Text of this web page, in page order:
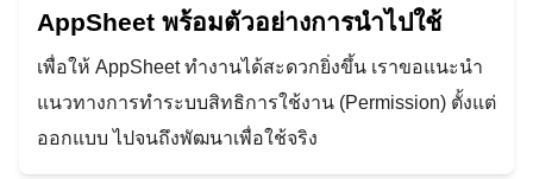
AppSheet พร้อมตัวอย่างการนำไปใช้
เพื่อให้ AppSheet ทำงานได้สะดวกยิ่งขึ้น เราขอแนะนำ
แนวทางการทำระบบสิทธิการใช้งาน (Permission) ตั้งแต่
ออกแบบ ไปจนถึงพัฒนาเพื่อใช้จริง